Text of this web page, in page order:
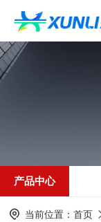
产品中心
当前位置： 首页